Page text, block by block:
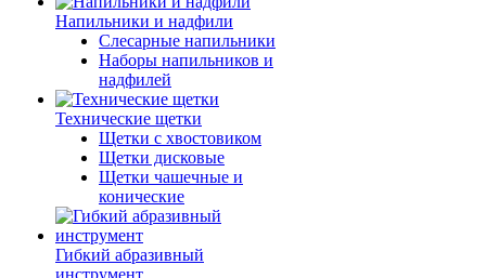
Напильники и надфили
Слесарные напильники
Наборы напильников и
надфилей
Технические щетки
Щетки с хвостовиком
Щетки дисковые
Щетки чашечные и
конические
Гибкий абразивный
инструмент